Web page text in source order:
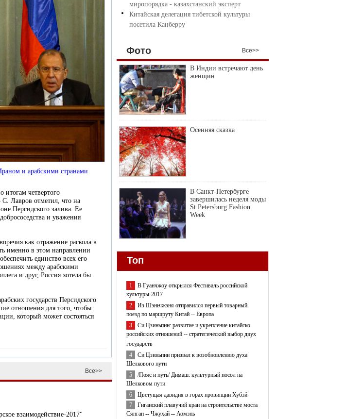
и арабскими странами
четвертого
С. Лавров отметил, что на
Персидского залива. Ее
и уважения
как отражение раскола в
именно в этом направлении
единство всех его
между арабскими
и друг, Россия хотела бы
государств Персидского
отношения для того, чтобы
который может состояться
Все>>
взаимодействие-2017"
миропорядка - казахстанский эксперт
Китайская делегация тибетской культуры
посетила Канберру
Фото Все>>
В Индии встречают день
женщин
Осенняя сказка
В Санкт-Петербурге
завершилась неделя моды
St.Petersburg Fashion
Week
Топ
1 В Гуанчжоу открылся Фестиваль российской
культуры-2017
2 Из Шэньчжэня отправился первый товарный
поезд по маршруту Китай -- Европа
3 Си Цзиньпин: развитие и укрепление китайско-
российских отношений -- стратегический выбор двух
государств
4 Си Цзиньпин призвал к возобновлению духа
Шелкового пути
5 /Пояс и путь/ Димаш: культурный посол на
Шелковом пути
6
Цветущая давидия в горах провинции Хубэй
7
Гиганский плавучий кран на строительстве моста
Сянган -- Чжухай -- Аомэнь